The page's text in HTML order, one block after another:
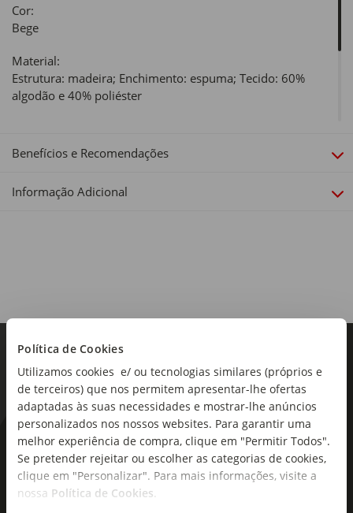
Política de Cookies
Utilizamos cookies e/ ou tecnologias similares (próprios e
de terceiros) que nos permitem apresentar-lhe ofertas
adaptadas às suas necessidades e mostrar-lhe anúncios
personalizados nos nossos websites. Para garantir uma
melhor experiência de compra, clique em "Permitir Todos".
Se pretender rejeitar ou escolher as categorias de cookies,
clique em "Personalizar". Para mais informações, visite a
nossa Política de Cookies
Cor:
Bege
Material:
Estrutura: madeira; Enchimento: espuma; Tecido: 60%
algodão e 40% poliéster
Largura x Profundidade x Altura: 35 x 35 x 42cm
Macramé
Benefícios e Recomendações
Informação Adicional
As novidades mais frescas no
seu e-mail!
Subscreva e descubra campanhas exclusivas,